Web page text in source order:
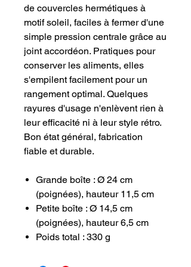
de couvercles hermétiques à
motif soleil, faciles à fermer d'une
simple pression centrale grâce au
joint accordéon. Pratiques pour
conserver les aliments, elles
s'empilent facilement pour un
rangement optimal. Quelques
rayures d'usage n'enlèvent rien à
leur efficacité ni à leur style rétro.
Bon état général, fabrication
fiable et durable.
Grande boîte : Ø 24 cm
(poignées), hauteur 11,5 cm
Petite boîte : Ø 14,5 cm
(poignées), hauteur 6,5 cm
Poids total : 330 g